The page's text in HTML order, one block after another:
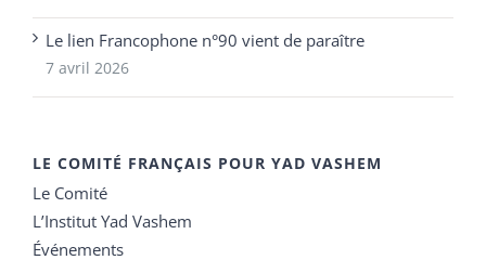
Le lien Francophone n°90 vient de paraître
7 avril 2026
LE COMITÉ FRANÇAIS POUR YAD VASHEM
Le Comité
L’Institut Yad Vashem
Événements